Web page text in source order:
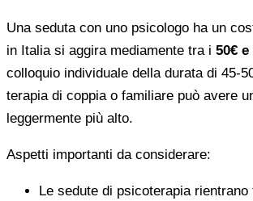
Una seduta con uno psicologo ha un
in Italia si aggira mediamente tra i 50€ e
colloquio individuale della durata di 45-
terapia di coppia o familiare può avere
leggermente più alto.
Aspetti importanti da considerare:
Le sedute di psicoterapia rientrano